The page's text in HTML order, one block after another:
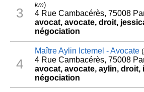
3
km)
4 Rue Cambacérès, 75008
avocat, avocate, droit,
négociation
4
Maître Aylin Ictemel - Avocate(
4 Rue Cambacérès, 75008
avocat, avocate, aylin, droit,
négociation